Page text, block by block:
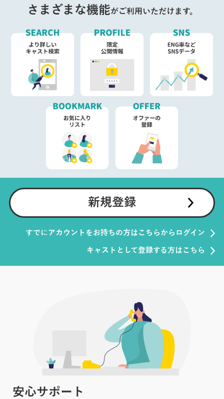
さまざまな機能がご利用いただけます。
新規登録
すでにアカウントをお持ちの方はこちらからログイン
キャストとして登録する方はこちら
安心サポート